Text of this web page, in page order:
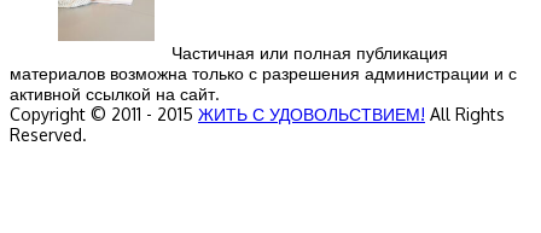
Частичная или полная публикация
материалов возможна только с разрешения администрации и с
активной ссылкой на сайт.
Copyright © 2011 - 2015 ЖИТЬ С УДОВОЛЬСТВИЕМ! All Rights
Reserved.